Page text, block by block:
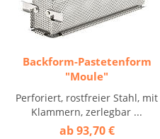
Backform-Pastetenform
"Moule"
Perforiert, rostfreier Stahl, mit
Klammern, zerlegbar ...
ab 93,70 €